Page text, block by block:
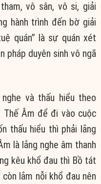
vô sân, vô si, giải
hành trình đến bờ giải
quán” là sự quán xét
pháp duyên sinh vô ngã
và thấu hiểu theo
Thế Âm để đi vào cuộc
thấu hiểu thì phải lắng
là lắng nghe âm thanh
kêu khổ đau thì Bồ tát
lắm nỗi khổ đau nên